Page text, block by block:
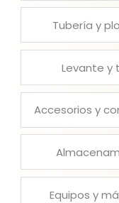
Tubería y
Levante y
Accesorios y
Equipos y